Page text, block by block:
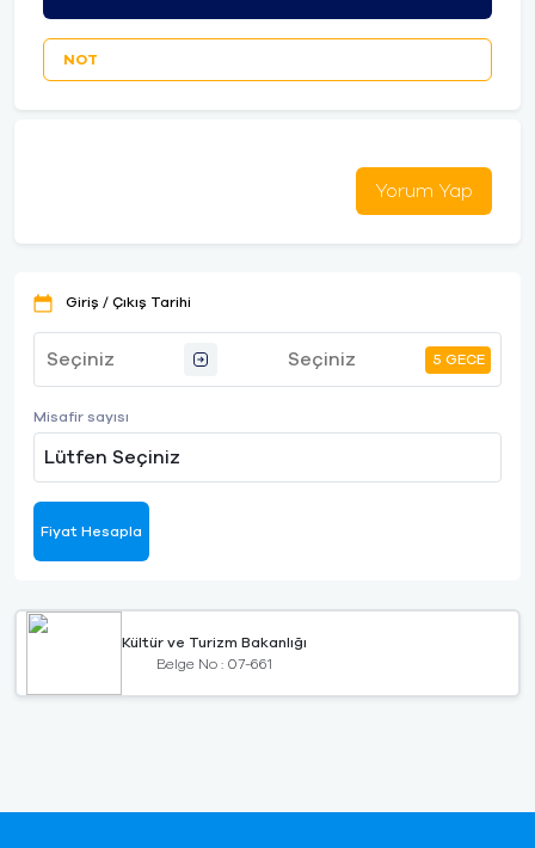
NOT
Yorum Yap
Giriş / Çıkış Tarihi
5 GECE
Misafir sayısı
Lütfen Seçiniz
Fiyat Hesapla
Kültür ve Turizm Bakanlığı
Belge No : 07-661